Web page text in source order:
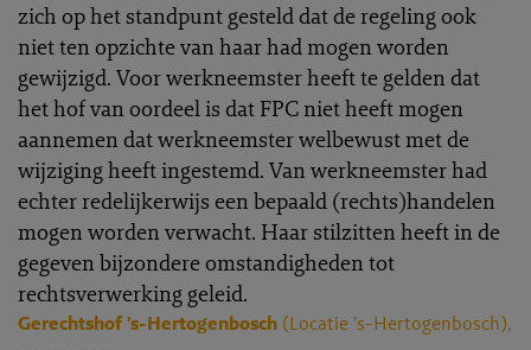
zich op het standpunt gesteld dat de regeling ook
niet ten opzichte van haar had mogen worden
gewijzigd. Voor werkneemster heeft te gelden dat
het hof van oordeel is dat FPC niet heeft mogen
aannemen dat werkneemster welbewust met de
wijziging heeft ingestemd. Van werkneemster had
echter redelijkerwijs een bepaald (rechts)handelen
mogen worden verwacht. Haar stilzitten heeft in de
gegeven bijzondere omstandigheden tot
rechtsverwerking geleid.
Gerechtshof 's-Hertogenbosch (Locatie 's-Hertogenbosch),